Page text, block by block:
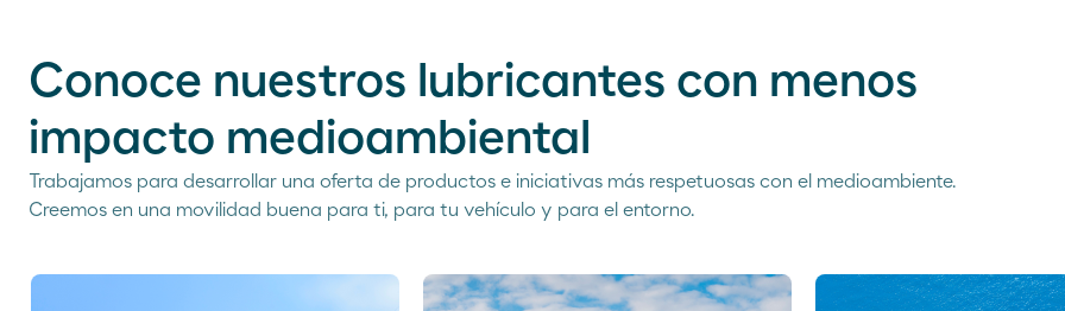
Conoce nuestros lubricantes con menos
impacto medioambiental
Trabajamos para desarrollar una oferta de productos e iniciativas más respetuosas con el medioambiente.
Creemos en una movilidad buena para ti, para tu vehículo y para el entorno.